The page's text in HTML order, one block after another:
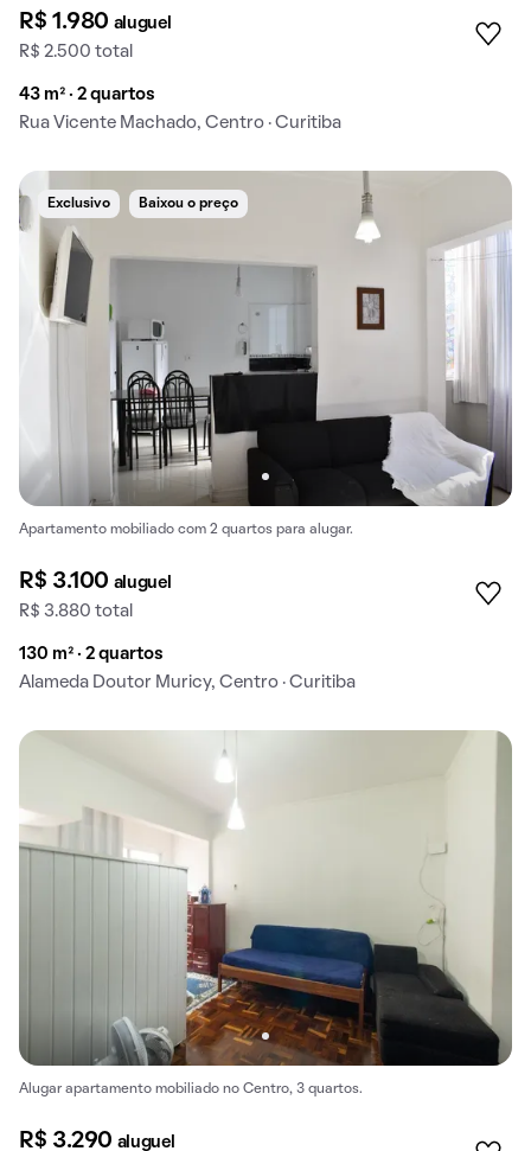
R$ 1.980 aluguel
R$ 2.500 total
43 m² · 2 quartos
Rua Vicente Machado, Centro · Curitiba
Exclusivo Baixou o preço
Apartamento mobiliado com 2 quartos para alugar.
R$ 3.100 aluguel
R$ 3.880 total
130 m² · 2 quartos
Alameda Doutor Muricy, Centro · Curitiba
Alugar apartamento mobiliado no Centro, 3 quartos.
R$ 3.290 aluguel